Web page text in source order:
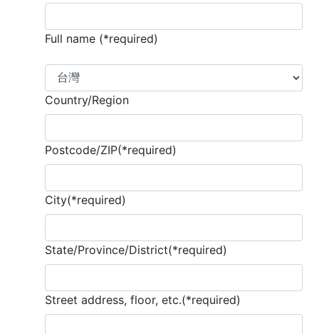
Full name (*required)
Country/Region
Postcode/ZIP(*required)
City(*required)
State/Province/District(*required)
Street address, floor, etc.(*required)